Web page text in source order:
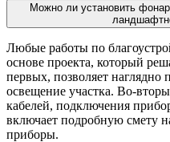
Можно ли установить
Любые работы по
основе проекта, который
первых, позволяет наглядно
освещение участка. Во-
кабелей, подключения
включает подробную смету
приборы.